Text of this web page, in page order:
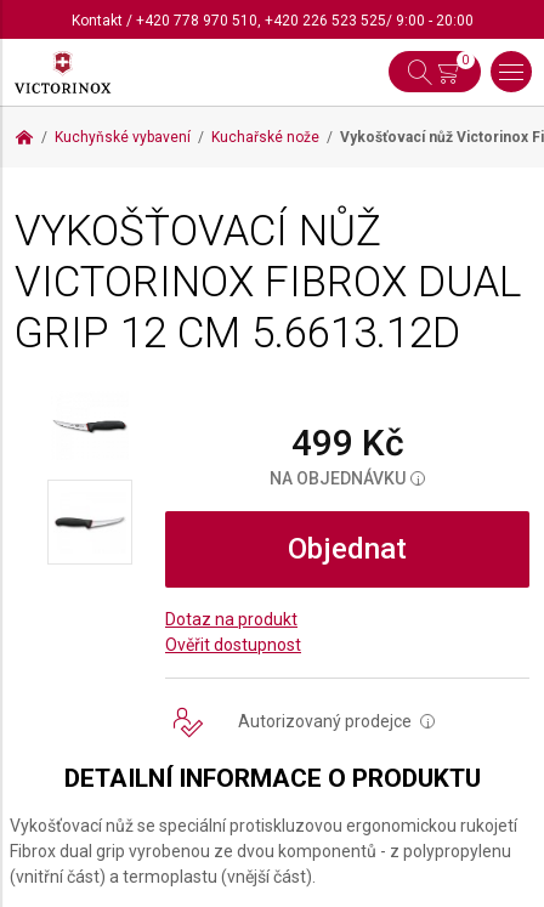
Kontakt/ +420 778 970 510, +420 226 523 525/ 9:00 - 20:00
0
Kuchyňské vybavení Kuchařské nože Vykošťovací nůž Victorinox
VYKOŠŤOVACÍ NŮŽ
VICTORINOX FIBROX DUAL
GRIP 12 CM 5.6613.12D
499 Kč
NA OBJEDNÁVKU i
Objednat
Dotaz na produkt
Ověřit dostupnost
Autorizovaný prodejce i
DETAILNÍ INFORMACE O PRODUKTU
Vykošťovací nůž se speciální protiskluzovou ergonomickou rukojetí
Fibrox dual grip vyrobenou ze dvou komponentů - z polypropylenu
(vnitřní část) a termoplastu (vnější část).